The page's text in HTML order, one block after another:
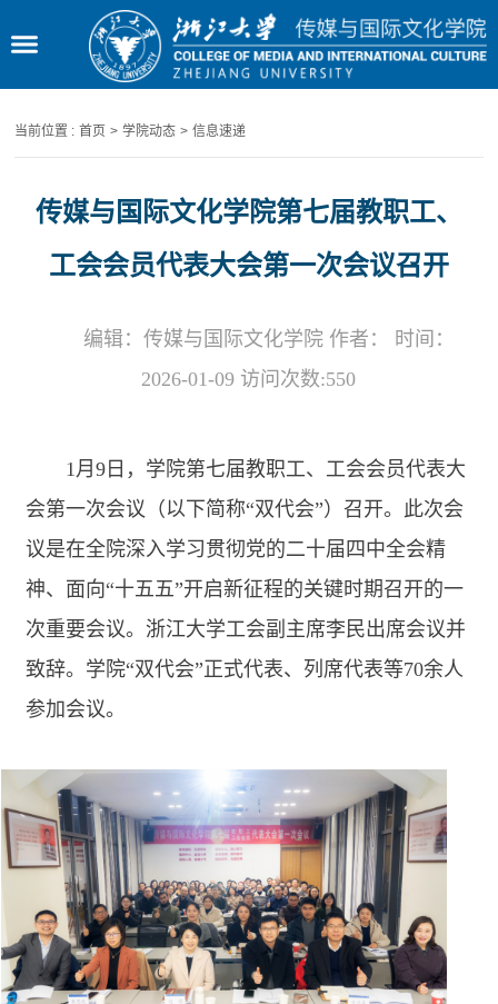
当前位置 : 首页 > 学院动态 > 信息速递
传媒与国际文化学院第七届教职工、
工会会员代表大会第一次会议召开
编辑：传媒与国际文化学院 作者： 时间：
2026-01-09 访问次数:550
1月9 日，学院第七届教职工、工会会员代表大
会第一次会议（以下简称“双代会”）召开。此次会
议是在全院深入学习贯彻党的二十届四中全会精
神、面向“十五五”开启新征程的关键时期召开的一
次重要会议。浙江大学工会副主席李民出席会议并
致辞。学院“双代会”正式代表、列席代表等70余人
参加会议。